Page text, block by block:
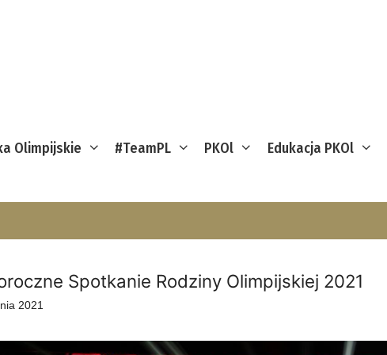
Olimpijskie #TeamPL PKOl Edukacja PKOl
Spotkanie Rodziny Olimpijskiej 2021
2021